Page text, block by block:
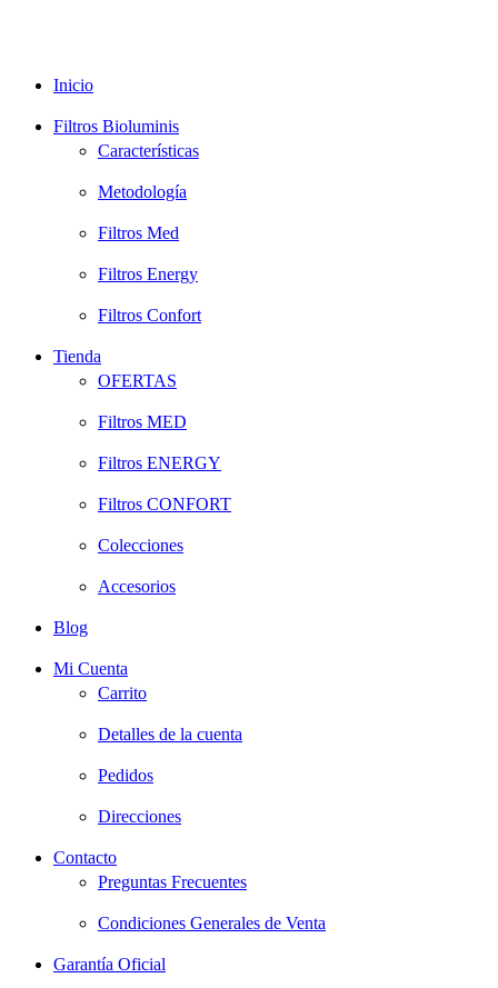
Inicio
Filtros Bioluminis
Características
Metodología
Filtros Med
Filtros Energy
Filtros Confort
Tienda
OFERTAS
Filtros MED
Filtros ENERGY
Filtros CONFORT
Colecciones
Accesorios
Blog
Mi Cuenta
Carrito
Detalles de la cuenta
Pedidos
Direcciones
Contacto
Preguntas Frecuentes
Condiciones Generales de Venta
Garantía Oficial